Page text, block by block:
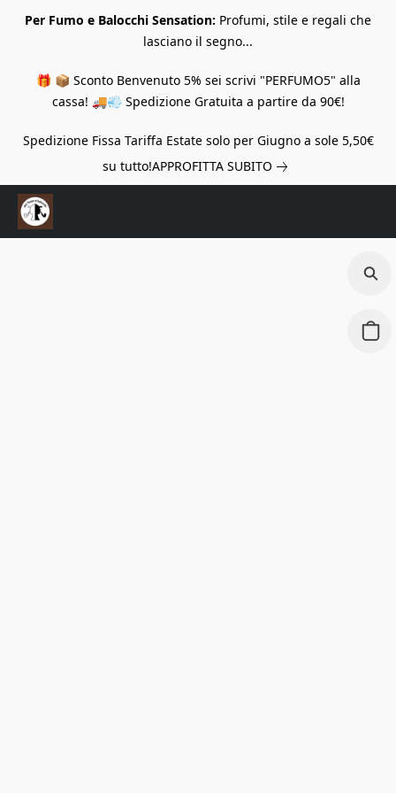
Per Fumo e Balocchi Sensation: Profumi, stile e regali che
lasciano il segno...
🎁 📦 Sconto Benvenuto 5% sei scrivi "PERFUMO5" alla
cassa! 🚚💨 Spedizione Gratuita a partire da 90€!
Spedizione Fissa Tariffa Estate solo per Giugno a sole 5,50€
su tutto!APPROFITTA SUBITO